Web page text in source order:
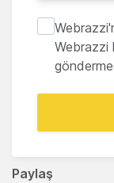
Paylaş
Webrazzi